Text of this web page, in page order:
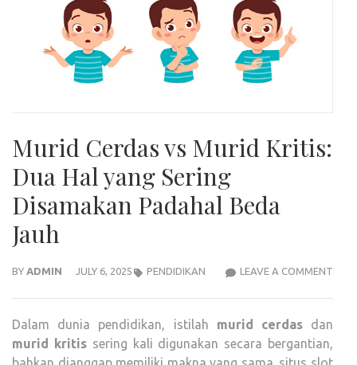
Murid Cerdas vs Murid Kritis:
Dua Hal yang Sering
Disamakan Padahal Beda
Jauh
BY ADMIN JULY 6, 2025 LEAVE A COMMENT
PENDIDIKAN
Dalam dunia pendidikan, istilah murid cerdasdan
murid kritissering kali digunakan secara bergantian,